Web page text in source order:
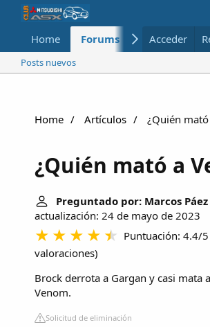
Home Forums Nuevo
Acceder
Posts nuevos
Home Artículos ¿Quién
¿Quién mató a
Preguntado por: Marcos Páez
actualización: 24 de mayo de 2023
Puntuación: 4.4/5
valoraciones)
Brock derrota a Gargan y casi mata
Venom.
Solicitud de eliminación